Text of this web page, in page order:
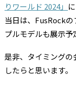
りワールド 2024」
当日は、FusRock
プルモデルも展示予
是非、タイミングの
したらと思います。